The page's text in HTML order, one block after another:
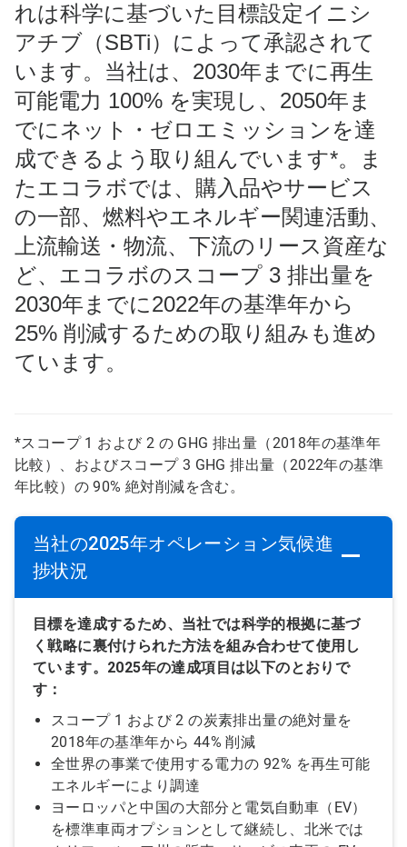
れは科学に基づいた目標設定イニシ
アチブ（SBTi）によって承認されて
います。当社は、2030年までに再生
可能電力 100% を実現し、2050年ま
でにネット・ゼロエミッションを達
成できるよう取り組んでいます*。ま
たエコラボでは、購入品やサービス
の一部、燃料やエネルギー関連活動、
上流輸送・物流、下流のリース資産な
ど、エコラボのスコープ 3 排出量を
2030年までに2022年の基準年から
25% 削減するための取り組みも進め
ています。
*スコープ 1 および 2 の GHG 排出量（2018年の基準年
比較）、およびスコープ 3 GHG 排出量（2022年の基準
年比較）の 90% 絶対削減を含む。
当社の2025年オペレーション気候進
捗状況
目標を達成するため、当社では科学的根拠に基づ
く戦略に裏付けられた方法を組み合わせて使用し
ています。2025年の達成項目は以下のとおりで
す：
スコープ 1 および 2 の炭素排出量の絶対量を
2018年の基準年から 44% 削減
全世界の事業で使用する電力の 92% を再生可能
エネルギーにより調達
ヨーロッパと中国の大部分と電気自動車（EV）
を標準車両オプションとして継続し、北米では